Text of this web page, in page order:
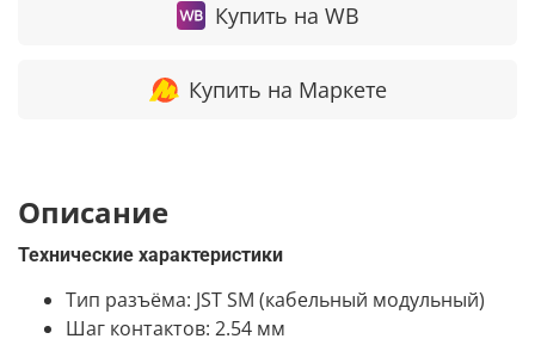
Купить на WB
Купить на Маркете
Описание
Технические характеристики
Тип разъёма: JST SM (кабельный модульный)
Шаг контактов: 2.54 мм